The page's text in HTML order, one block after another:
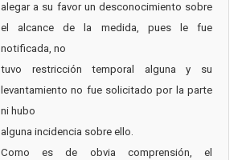
alegar a su favor un desconocimiento sobre
el alcance de la medida, pues le fue
notificada, no
tuvo restricción temporal alguna y su
levantamiento no fue solicitado por la parte
ni hubo
alguna incidencia sobre ello.
Como es de obvia comprensión, el